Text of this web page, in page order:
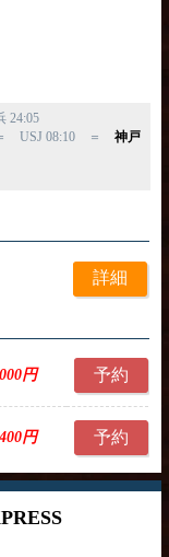
USJ 08:10 ＝ 神戸
詳細
円 予約
円 予約